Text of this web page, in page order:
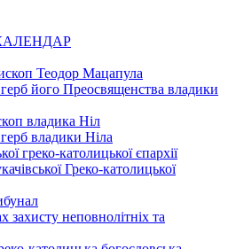
Теодор Мацапула
його Преосвященства владики
владика Ніл
владики Ніла
греко-католицької єпархії
Греко-католицької
захисту неповнолітніх та